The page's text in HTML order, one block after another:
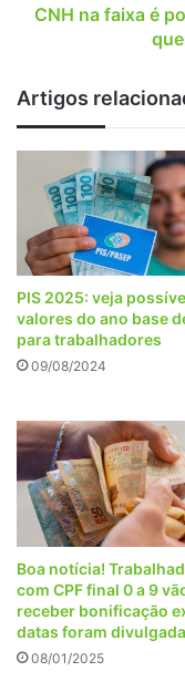
fizerem
CNH na faixa é
Artigos
PIS 2025: veja
valores do ano base
para trabalhadores
09/08/2024
Boa notícia!
com CPF final 0 a 9
receber bonificação
datas foram
08/01/2025